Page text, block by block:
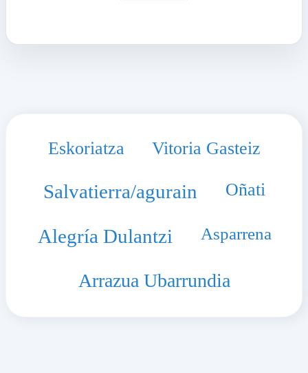
Eskoriatza Vitoria Gasteiz
Salvatierra/agurain Oñati
Alegría Dulantzi Asparrena
Arrazua Ubarrundia